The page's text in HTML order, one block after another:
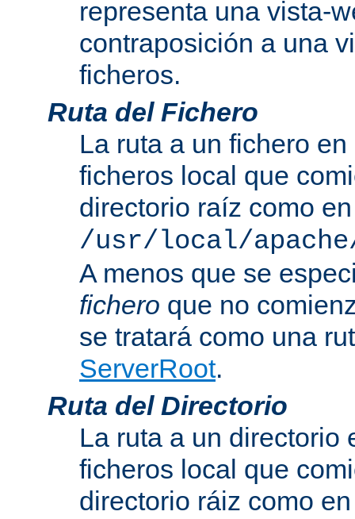
representa una vista-
contraposición a una
ficheros.
Ruta del Fichero
La ruta a un fichero
ficheros local que
directorio raíz como en
/usr/local/
A menos que se
fichero que no
se tratará como una
ServerRoot.
Ruta del Directorio
La ruta a un directorio
ficheros local que
directorio ráiz como en